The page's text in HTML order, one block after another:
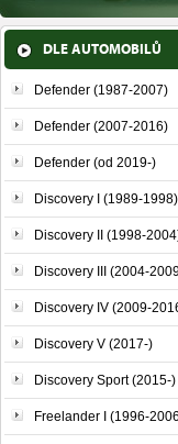
DLE AUTOMOBILŮ
Defender (1987-2007)
Defender (2007-2016)
Defender (od 2019-)
Discovery I (1989-1998)
Discovery II (1998-
Discovery III (2004-
Discovery IV (2009-
Discovery V (2017-)
Discovery Sport (2015-)
Freelander I (1996-